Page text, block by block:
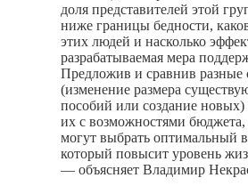
доля представителей этой
ниже границы бедности,
этих людей и насколько
разрабатываемая мера
Предложив и сравнив разные
(изменение размера
пособий или создание новых)
их с возможностями бюджета,
могут выбрать оптимальный
который повысит уровень
— объясняет Владимир